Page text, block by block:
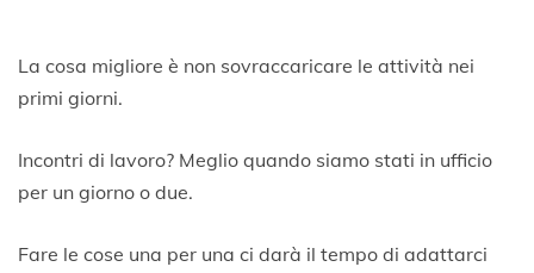
La cosa migliore è non sovraccaricare le attività nei
primi giorni.
Incontri di lavoro? Meglio quando siamo stati in ufficio
per un giorno o due.
Fare le cose una per una ci darà il tempo di adattarci